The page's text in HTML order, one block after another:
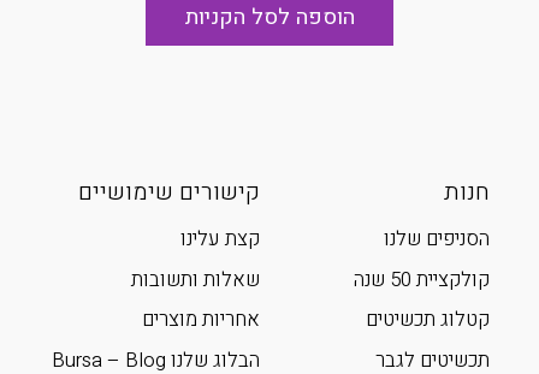
הוספה לסל הקניות
חנות
הסניפים שלנו
קולקציית 50 שנה
קטלוג תכשיטים
תכשיטים לגבר
קישורים שימושיים
קצת עלינו
שאלות ותשובות
אחריות מוצרים
הבלוג שלנו Bursa – Blog